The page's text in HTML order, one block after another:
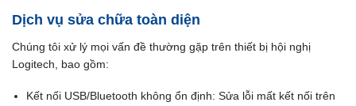
Dịch vụ sửa chữa toàn diện
Chúng tôi xử lý mọi vấn đề thường gặp trên thiết bị hội nghị
Logitech, bao gồm:
Kết nối USB/Bluetooth không ổn định: Sửa lỗi mất kết nối trên